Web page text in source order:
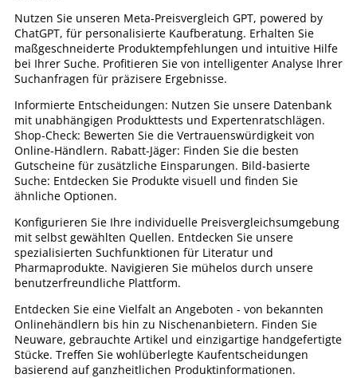
Nutzen Sie unseren Meta-Preisvergleich GPT, powered by
ChatGPT, für personalisierte Kaufberatung. Erhalten Sie
maßgeschneiderte Produktempfehlungen und intuitive Hilfe
bei Ihrer Suche. Profitieren Sie von intelligenter Analyse Ihrer
Suchanfragen für präzisere Ergebnisse.
Informierte Entscheidungen: Nutzen Sie unsere Datenbank
mit unabhängigen Produkttests und Expertenratschlägen.
Shop-Check: Bewerten Sie die Vertrauenswürdigkeit von
Online-Händlern. Rabatt-Jäger: Finden Sie die besten
Gutscheine für zusätzliche Einsparungen. Bild-basierte
Suche: Entdecken Sie Produkte visuell und finden Sie
ähnliche Optionen.
Konfigurieren Sie Ihre individuelle Preisvergleichsumgebung
mit selbst gewählten Quellen. Entdecken Sie unsere
spezialisierten Suchfunktionen für Literatur und
Pharmaprodukte. Navigieren Sie mühelos durch unsere
benutzerfreundliche Plattform.
Entdecken Sie eine Vielfalt an Angeboten - von bekannten
Onlinehändlern bis hin zu Nischenanbietern. Finden Sie
Neuware, gebrauchte Artikel und einzigartige handgefertigte
Stücke. Treffen Sie wohlüberlegte Kaufentscheidungen
basierend auf ganzheitlichen Produktinformationen.